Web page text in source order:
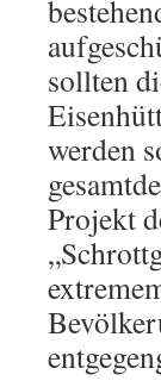
sollten
werden
Projekt